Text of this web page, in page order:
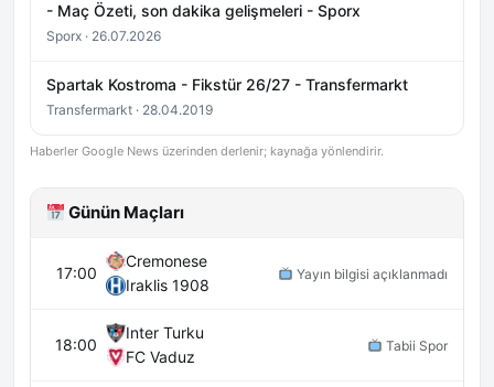
- Maç Özeti, son dakika gelişmeleri - Sporx
Sporx · 26.07.2026
Spartak Kostroma - Fikstür 26/27 - Transfermarkt
Transfermarkt · 28.04.2019
Haberler Google News üzerinden derlenir; kaynağa yönlendirir.
Günün Maçları
17:00
Cremonese
Iraklis 1908
Yayın bilgisi açıklanmadı
18:00
Inter Turku
FC Vaduz
Tabii Spor